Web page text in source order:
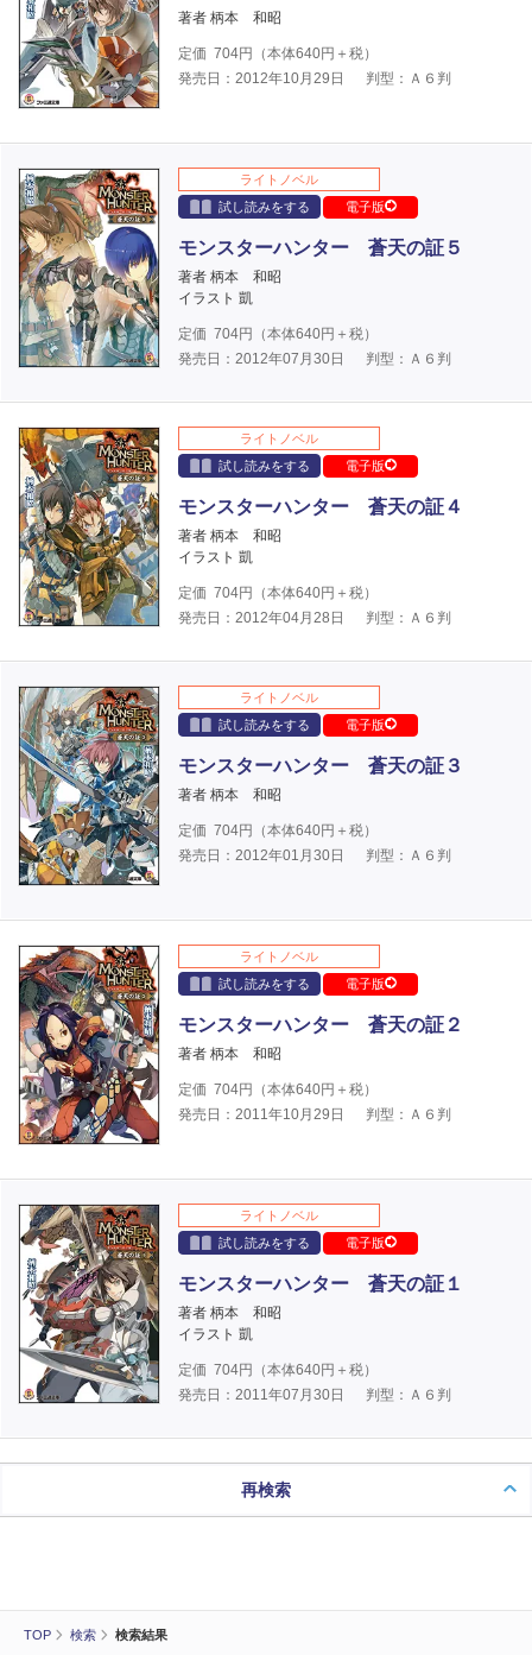
TOP 検索 検索結果
著者 柄本 和昭
定価 704円（本体640円＋税）
発売日：2012年10月29日
判型：Ａ６判
ライトノベル
試し読みをする
電子版
モンスターハンター 蒼天の証５
著者 柄本 和昭
イラスト 凱
定価 704円（本体640円＋税）
発売日：2012年07月30日
判型：Ａ６判
ライトノベル
試し読みをする
電子版
モンスターハンター 蒼天の証４
著者 柄本 和昭
イラスト 凱
定価 704円（本体640円＋税）
発売日：2012年04月28日
判型：Ａ６判
ライトノベル
試し読みをする
電子版
モンスターハンター 蒼天の証３
著者 柄本 和昭
定価 704円（本体640円＋税）
発売日：2012年01月30日
判型：Ａ６判
ライトノベル
試し読みをする
電子版
モンスターハンター 蒼天の証２
著者 柄本 和昭
定価 704円（本体640円＋税）
発売日：2011年10月29日
判型：Ａ６判
ライトノベル
試し読みをする
電子版
モンスターハンター 蒼天の証１
著者 柄本 和昭
イラスト 凱
定価 704円（本体640円＋税）
発売日：2011年07月30日
判型：Ａ６判
再検索